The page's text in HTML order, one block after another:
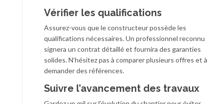
Vérifier les qualifications
Assurez-vous que le constructeur possède les
qualifications nécessaires. Un professionnel reconnu
signera un contrat détaillé et fournira des garanties
solides. N’hésitez pas à comparer plusieurs offres et à
demander des références.
Suivre l’avancement des travaux